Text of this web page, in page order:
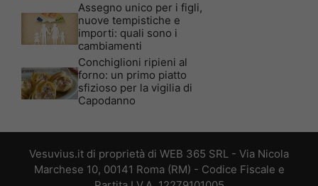
Assegno unico per i figli,
nuove tempistiche e
importi: quali sono i
cambiamenti
Conchiglioni ripieni al
forno: un primo piatto
sfizioso per la vigilia di
Capodanno
Vesuvius.it di proprietà di WEB 365 SRL - Via Nicola
Marchese 10, 00141 Roma (RM) - Codice Fiscale e